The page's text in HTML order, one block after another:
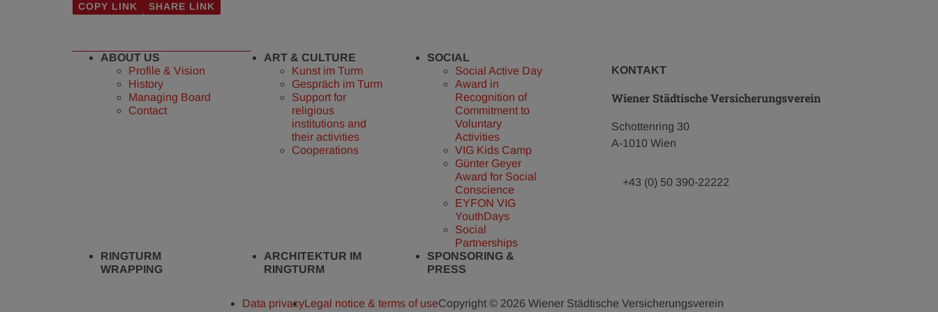
COPY LINK
SHARE LINK
ABOUT US
Profile & Vision
History
Managing Board
Contact
ART & CULTURE
Kunst im Turm
Gespräch im Turm
Support for
religious
institutions and
their activities
Cooperations
SOCIAL
Social Active Day
Award in
Recognition of
Commitment to
Voluntary
Activities
VIG Kids Camp
Günter Geyer
Award for Social
Conscience
EYFON VIG
YouthDays
Social
Partnerships
RINGTURM
WRAPPING
ARCHITEKTUR IM
RINGTURM
SPONSORING &
PRESS
KONTAKT
Wiener Städtische Versicherungsverein
Schottenring 30
A-1010 Wien
+43 (0) 50 390-22222
Data privacyLegal notice & terms of useCopyright © 2026 Wiener Städtische Versicherungsverein